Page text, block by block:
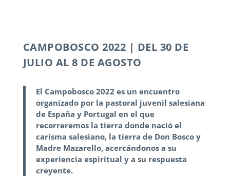
CAMPOBOSCO 2022 | DEL 30 DE
JULIO AL 8 DE AGOSTO
El Campobosco 2022 es un encuentro
organizado por la pastoral juvenil salesiana
de España y Portugal en el que
recorreremos la tierra donde nació el
carisma salesiano, la tierra de Don Bosco y
Madre Mazarello, acercándonos a su
experiencia espiritual y a su respuesta
creyente.